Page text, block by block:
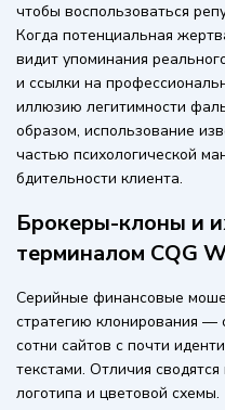
чтобы воспользоваться
Когда потенциальная
видит упоминания
и ссылки на
иллюзию легитимности
образом, использование
частью психологической
бдительности клиента.
Брокеры-клоны и
терминалом CQG
Серийные финансовые
стратегию клонирования —
сотни сайтов с почти
текстами. Отличия
логотипа и цветовой схемы.